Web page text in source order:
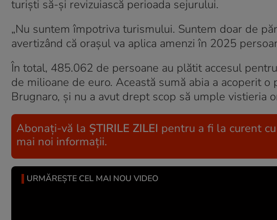
turişti să-şi revizuiască perioada sejurului.
„Nu suntem împotriva turismului. Suntem doar de
avertizând că oraşul va aplica amenzi în 2025
În total, 485.062 de persoane au plătit accesul
de milioane de euro. Această sumă abia a acoperit
Brugnaro, şi nu a avut drept scop să umple vistieria
Abonați-vă la ȘTIRILE ZILEI pentru a fi la curent
mai noi informații.
URMĂREȘTE CEL MAI NOU VIDEO